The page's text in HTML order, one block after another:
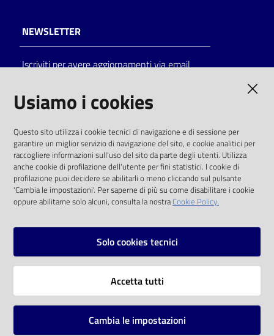
on line
Eventi
Chiedi al
bibliotecario
Avvisi
NEWSLETTER
Iscriviti per avere aggiornamenti via email
solo alle condizioni previste dalla direttiva
comunitaria 2003/98/CE e dal d.lgs. 36/2006
SOCIAL
Instagram
Vai alla pagina
Usiamo i cookies
Questo sito utilizza i cookie tecnici di navigazione e di sessione per
garantire un miglior servizio di navigazione del sito, e cookie analitici per
raccogliere informazioni sull'uso del sito da parte degli utenti. Utilizza
anche cookie di profilazione dell'utente per fini statistici. I cookie di
profilazione puoi decidere se abilitarli o meno cliccando sul pulsante
'Cambia le impostazioni'. Per saperne di più su come disabilitare i cookie
oppure abilitarne solo alcuni, consulta la nostraCookie Policy.
Solo cookies tecnici
Accetta tutti
Cambia le impostazioni